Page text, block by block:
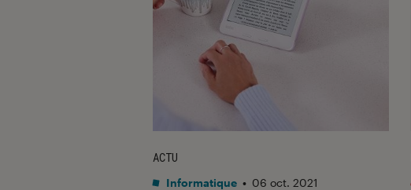
ACTU
Informatique • 06 oct. 2021